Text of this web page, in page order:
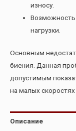
износу.
Возможность
нагрузки.
Основным
биения. Данная
допустимым
на малых
Описание